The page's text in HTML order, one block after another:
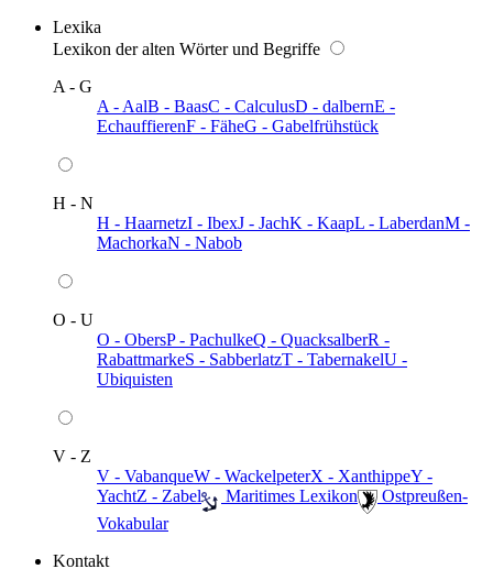
Lexika
Lexikon der alten Wörter und Begriffe
A - G
A - AalB - BaasC - CalculusD - dalbernE -
EchauffierenF - FäheG - Gabelfrühstück
H - N
H - HaarnetzI - IbexJ - JachK - KaapL - LaberdanM -
MachorkaN - Nabob
O - U
O - ObersP - PachulkeQ - QuacksalberR -
RabattmarkeS - SabberlatzT - TabernakelU -
Ubiquisten
V - Z
V - VabanqueW - WackelpeterX - XanthippeY -
YachtZ - Zabel ️ Maritimes Lexikon
️ Ostpreußen-
Vokabular
Kontakt